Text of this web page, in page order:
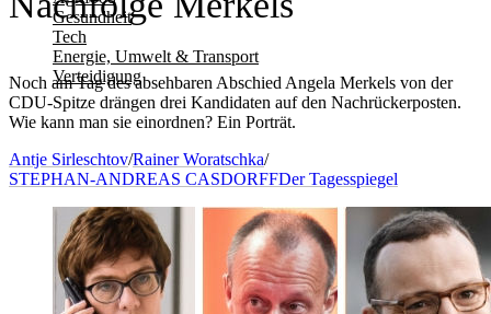
Gesundheit
Tech
Energie, Umwelt & Transport
Verteidigung
Noch am Tag des absehbaren Abschied Angela Merkels von der
CDU-Spitze drängen drei Kandidaten auf den Nachrückerposten.
Wie kann man sie einordnen? Ein Porträt.
Antje Sirleschtov/Rainer Woratschka/
STEPHAN-ANDREAS CASDORFFDer Tagesspiegel